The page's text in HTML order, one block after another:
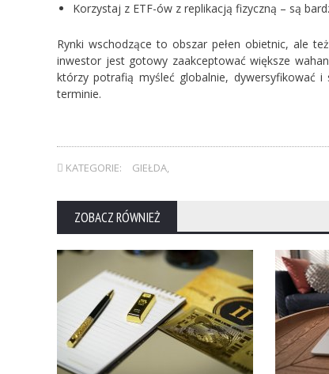
Korzystaj z ETF-ów z replikacją fizyczną – są
Rynki wschodzące to obszar pełen obietnic, ale
inwestor jest gotowy zaakceptować większe
którzy potrafią myśleć globalnie, dywersyfikować
terminie.
KATEGORIE: GIEŁDA,
ZOBACZ RÓWNIEŻ